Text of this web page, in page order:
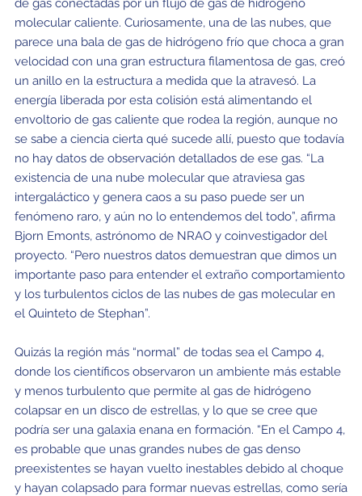
de gas conectadas por un flujo de gas de hidrógeno
molecular caliente. Curiosamente, una de las nubes, que
parece una bala de gas de hidrógeno frío que choca a gran
velocidad con una gran estructura filamentosa de gas, creó
un anillo en la estructura a medida que la atravesó. La
energía liberada por esta colisión está alimentando el
envoltorio de gas caliente que rodea la región, aunque no
se sabe a ciencia cierta qué sucede allí, puesto que todavía
no hay datos de observación detallados de ese gas. “La
existencia de una nube molecular que atraviesa gas
intergaláctico y genera caos a su paso puede ser un
fenómeno raro, y aún no lo entendemos del todo”, afirma
Bjorn Emonts, astrónomo de NRAO y coinvestigador del
proyecto. “Pero nuestros datos demuestran que dimos un
importante paso para entender el extraño comportamiento
y los turbulentos ciclos de las nubes de gas molecular en
el Quinteto de Stephan”.
Quizás la región más “normal” de todas sea el Campo 4,
donde los científicos observaron un ambiente más estable
y menos turbulento que permite al gas de hidrógeno
colapsar en un disco de estrellas, y lo que se cree que
podría ser una galaxia enana en formación. “En el Campo 4,
es probable que unas grandes nubes de gas denso
preexistentes se hayan vuelto inestables debido al choque
y hayan colapsado para formar nuevas estrellas, como sería